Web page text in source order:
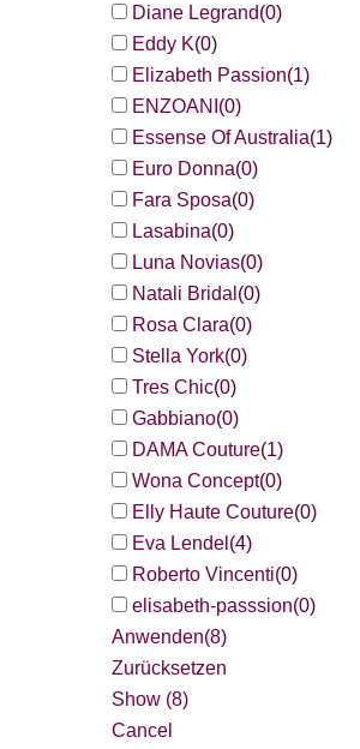
Diane Legrand(0)
Eddy K(0)
Elizabeth Passion(1)
ENZOANI (0)
Essense Of Australia(1)
Euro Donna(0)
Fara Sposa(0)
Lasabina(0)
Luna Novias(0)
Natali Bridal (0)
Rosa Clara(0)
Stella York(0)
Tres Chic(0)
Gabbiano(0)
DAMA Couture(1)
Wona Concept(0)
Elly Haute Couture(0)
Eva Lendel (4)
Roberto Vincenti(0)
elisabeth-passsion(0)
Anwenden(8)
Zurücksetzen
Show (8)
Cancel